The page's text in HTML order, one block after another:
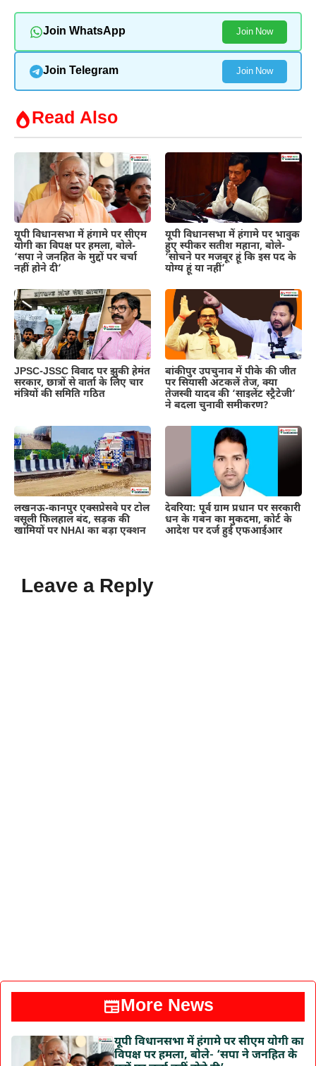
Join WhatsApp Join Now
Join Telegram Join Now
Read Also
यूपी विधानसभा में हंगामे पर सीएम
योगी का विपक्ष पर हमला, बोले-
‘सपा ने जनहित के मुद्दों पर चर्चा
नहीं होने दी’
यूपी विधानसभा में हंगामे पर भावुक
हुए स्पीकर सतीश महाना, बोले-
‘सोचने पर मजबूर हूं कि इस पद के
योग्य हूं या नहीं’
JPSC-JSSC विवाद पर झुकी हेमंत
सरकार, छात्रों से वार्ता के लिए चार
मंत्रियों की समिति गठित
बांकीपुर उपचुनाव में पीके की जीत
पर सियासी अटकलें तेज, क्या
तेजस्वी यादव की ‘साइलेंट स्ट्रैटेजी’
ने बदला चुनावी समीकरण?
लखनऊ-कानपुर एक्सप्रेसवे पर टोल
वसूली फिलहाल बंद, सड़क की
खामियों पर NHAI का बड़ा एक्शन
देवरिया: पूर्व ग्राम प्रधान पर सरकारी
धन के गबन का मुकदमा, कोर्ट के
आदेश पर दर्ज हुई एफआईआर
Leave a Reply
More News
यूपी विधानसभा में हंगामे पर सीएम योगी का
विपक्ष पर हमला, बोले- ‘सपा ने जनहित के